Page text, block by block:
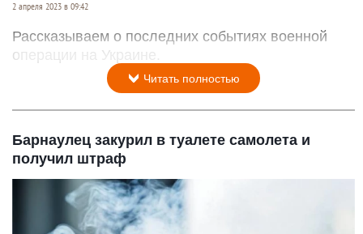
2 апреля 2023 в 09:42
Рассказываем о последних событиях военной
операции на Украине.
Читать полностью
Барнаулец закурил в туалете самолета и
получил штраф